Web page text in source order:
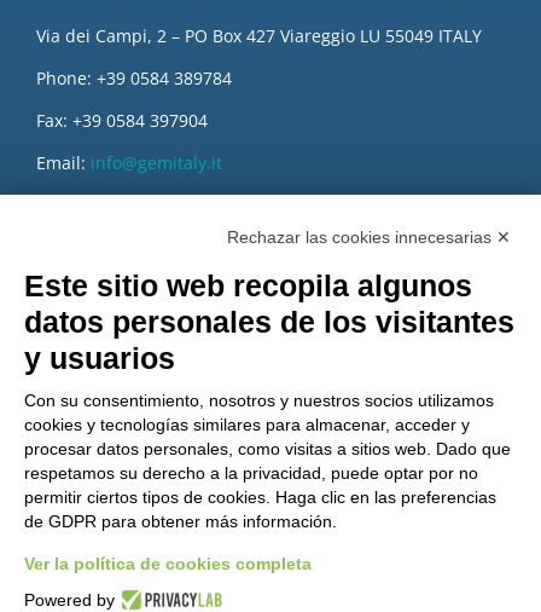
Via dei Campi, 2 – PO Box 427 Viareggio LU 55049 ITALY
Phone: +39 0584 389784
Fax: +39 0584 397904
Email: info@gemitaly.it
¿Quieres ser un distribuidor de GEM?
Rechazar las cookies innecesarias ✕
Este sitio web recopila algunos
datos personales de los visitantes
y usuarios
Con su consentimiento, nosotros y nuestros socios utilizamos
cookies y tecnologías similares para almacenar, acceder y
procesar datos personales, como visitas a sitios web. Dado que
respetamos su derecho a la privacidad, puede optar por no
permitir ciertos tipos de cookies. Haga clic en las preferencias
de GDPR para obtener más información.
Ver la política de cookies completa
Powered by